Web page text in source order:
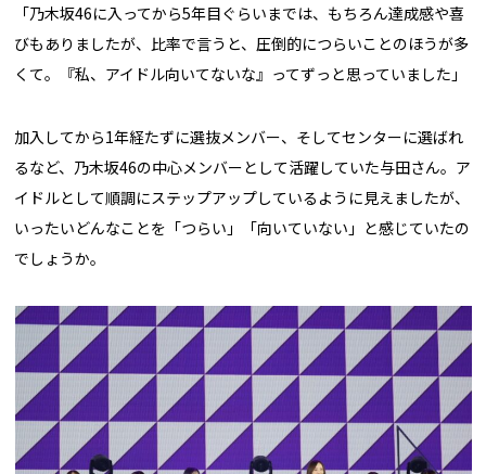
「乃木坂46に入ってから5年目ぐらいまでは、もちろん達成感や喜
びもありましたが、比率で言うと、圧倒的につらいことのほうが多
くて。『私、アイドル向いてないな』ってずっと思っていました」
加入してから1年経たずに選抜メンバー、そしてセンターに選ばれ
るなど、乃木坂46の中心メンバーとして活躍していた与田さん。ア
イドルとして順調にステップアップしているように見えましたが、
いったいどんなことを「つらい」「向いていない」と感じていたの
でしょうか。